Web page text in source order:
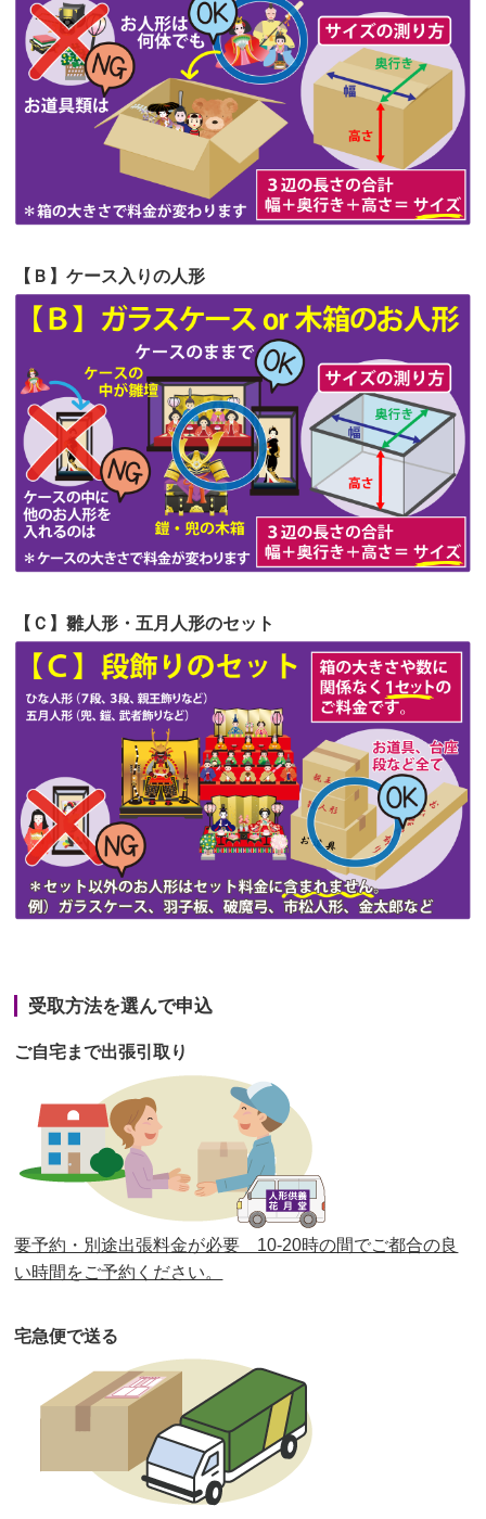
見つけまし...
第62回人形供養祭令和5年6月21日(水)
第61回人形供養祭 令和5年5月19日(金)
第60回人形供養祭令和5年3月28日(火)
第59回人形供養祭 令和5年2月10日(金)
第58回人形供養祭令和5年12月21日(水)
第56回人形供養祭 令和4年10月19日(水)
第55回人形供養祭令和4年9月8日(木)
第54回人形供養祭令和4年8月1日(月)
第53回人形供養祭令和4年7月1日(金)
第52回人形供養祭令和4年5月17日(火)
第51回人形供養祭令和4年4月18日(月)
第50回人形供養祭令和4年3月15日(火)
第49回人形供養祭令和4年1月17日(月)
第48回人形供養祭令和3年12月3日(金)
第47回人形供養祭 令和3年10月11日(月)
第46回人形供養祭 令和3年9月13日(月)
第45回人形供養祭令和3年7月12日(月)
第44回人形供養祭令和3年6月3日(木)
第43回人形供養祭令和3年4月23日(金)
第39回人形供養祭令和2年10月22日(木)
第38回人形供養祭 令和2年8月26日(水)
第37回人形供養祭 令和2年6月8日(月)
第36回人形供養祭 令和2年4月16日(木)
第35回人形供養祭令和2年2月13日(木)
第33回人形供養祭
第32回人形供養祭 令和元年6月12日(水)
第31回人形供養祭 平成31年3月13日(水)
第30回人形供養祭平成30年11月28日(水)
【Ｂ】ケース入りの人形
【Ｃ】雛人形・五月人形のセット
受取方法を選んで申込
ご自宅まで出張引取り
要予約・別途出張料金が必要 10-20時の間でご都合の良
い時間をご予約ください。
宅急便で送る